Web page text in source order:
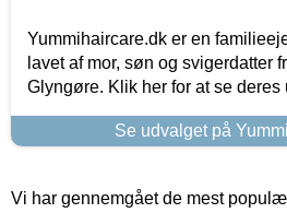
Yummihaircare.dk er en
lavet af mor, søn og svigerdatter
Glyngøre. Klik her for at se deres
Se udvalget på
Vi har gennemgået de mest